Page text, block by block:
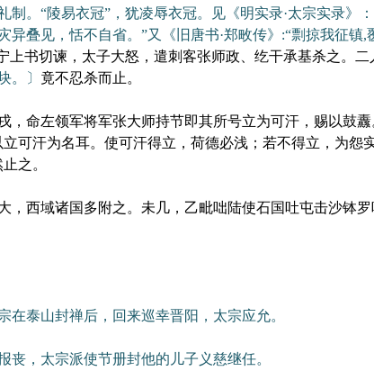
。“陵易衣冠”，犹凌辱衣冠。见《明实录·太宗实录》
叠见，恬不自省。”又《旧唐书·郑畋传》:“剽掠我征镇,
上书切谏，太子大怒，遣刺客张师政、纥干承基杀之。二
。〕 竟不忍杀而止。
命左领军将军张大师持节即其所号立为可汗，赐以鼓
可汗为名耳。使可汗得立，荷德必浅；若不得立，为怨
之。
域诸国多附之。未几，乙毗咄陆使石国吐屯击沙钵罗
泰山封禅后，回来巡幸晋阳，太宗应允。
，太宗派使节册封他的儿子义慈继任。